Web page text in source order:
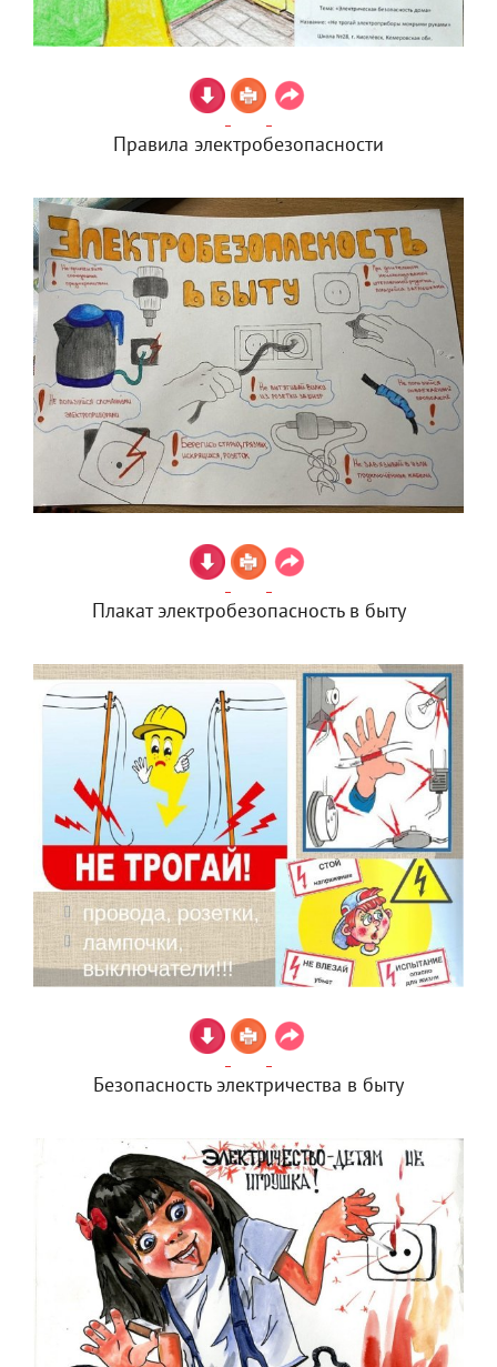
Правила электробезопасности
Плакат электробезопасность в быту
Безопасность электричества в быту